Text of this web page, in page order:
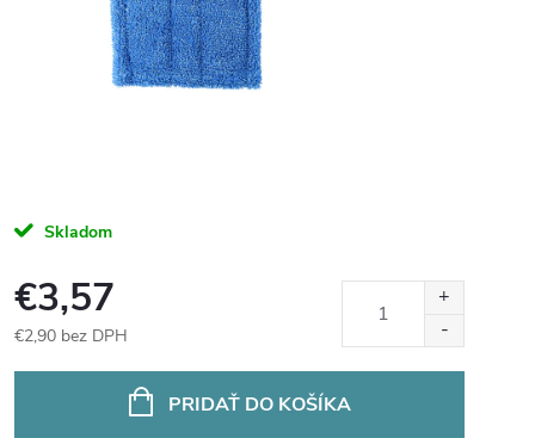
Skladom
€3,57
€2,90 bez DPH
PRIDAŤ DO KOŠÍKA